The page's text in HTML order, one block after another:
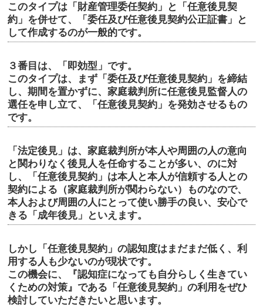
このタイプは「財産管理委任契約」と「任意後見契
約」を併せて、「委任及び任意後見契約公正証書」と
して作成するのが一般的です。
３番目は、「即効型」です。
このタイプは、まず「委任及び任意後見契約」を締結
し、期間を置かずに、家庭裁判所に任意後見監督人の
選任を申し立て、「任意後見契約」を発効させるもの
です。
「法定後見」は、家庭裁判所が本人や周囲の人の意向
と関わりなく後見人を任命することが多い、のに対
し、「任意後見契約」は本人と本人が信頼する人との
契約による（家庭裁判所が関わらない）ものなので、
本人および周囲の人にとって使い勝手の良い、安心で
きる「成年後見」といえます。
しかし「任意後見契約」の認知度はまだまだ低く、利
用する人も少ないのが現状です。
この機会に、『認知症になっても自分らしく生きてい
くための対策』である「任意後見契約」の利用をぜひ
検討していただきたいと思います。